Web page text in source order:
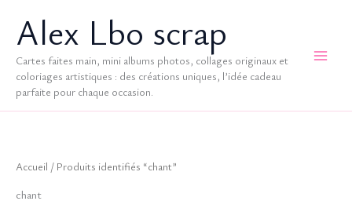
contenuAlex Lbo scrap
Cartes faites main, mini albums photos, collages originaux et
coloriages artistiques : des créations uniques, l’idée cadeau
parfaite pour chaque occasion.
Accueil / Produits identifiés “chant”
chant